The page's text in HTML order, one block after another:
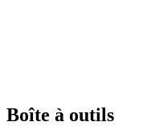
Boîte à outils